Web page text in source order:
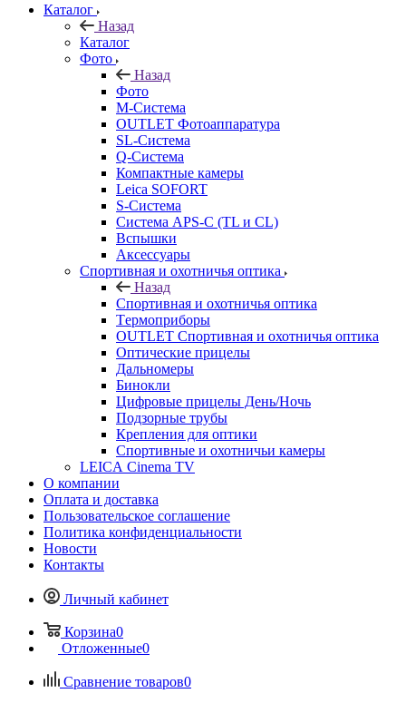
Каталог
Назад
Каталог
Фото
Назад
Фото
M-Система
OUTLET Фотоаппаратура
SL-Система
Q-Cистема
Компактные камеры
Leica SOFORT
S-Система
Система APS-C (TL и CL)
Вспышки
Аксессуары
Спортивная и охотничья оптика
Назад
Спортивная и охотничья оптика
Tермоприборы
OUTLET Спортивная и охотничья оптика
Оптические прицелы
Дальномеры
Бинокли
Цифровые прицелы День/Ночь
Подзорные трубы
Крепления для оптики
Спортивные и охотничьи камеры
LEICA Cinema TV
О компании
Оплата и доставка
Пользовательское соглашение
Политика конфиденциальности
Новости
Контакты
Личный кабинет
Корзина0
Отложенные0
Сравнение товаров0